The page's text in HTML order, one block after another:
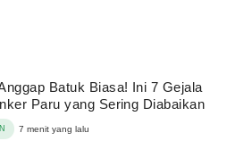
Batuk Biasa! Ini 7 Gejala
Paru yang Sering Diabaikan
7 menit yang lalu